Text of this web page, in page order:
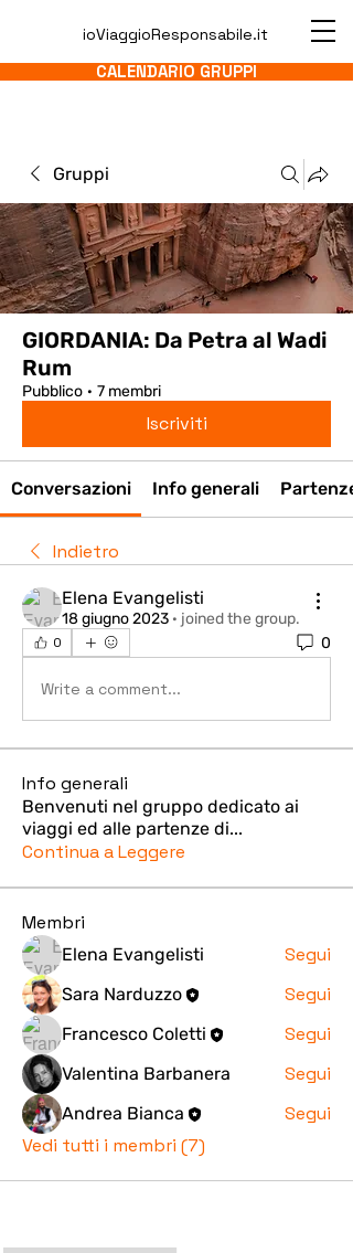
ioViaggioResponsabile.it
CALENDARIO GRUPPI
Gruppi
GIORDANIA: Da Petra al Wadi
Rum
Pubblico · 7 membri
Iscriviti
Conversazioni Info generali
Indietro
Elena Evangelisti
18 giugno 2023 · joined the group.
0 0
Write a comment...
Info generali
Benvenuti nel gruppo dedicato ai
viaggi ed alle partenze di...
Continua a Leggere
Membri
Elena Evangelisti Segui
Sara Narduzzo Segui
Francesco Coletti Segui
Valentina Barbanera Segui
Andrea Bianca
Segui
Vedi tutti i membri (7)